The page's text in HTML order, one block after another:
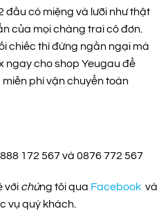
đầu có miệng và lưỡi như thật
của mọi chàng trai cô đơn.
chiếc thì đừng ngần ngại mà
ngay cho shop Yeugau để
phí vận chuyển toàn
172 567 và 0876 772 567
với chúng tôi qua Facebook và
vụ quý khách.